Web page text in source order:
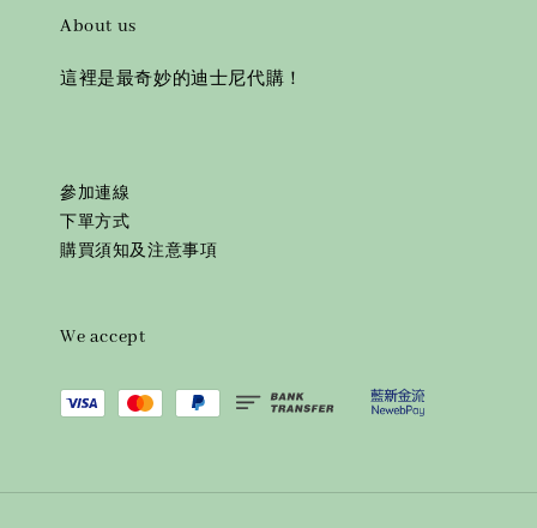
About us
這裡是最奇妙的迪士尼代購！
參加連線
下單方式
購買須知及注意事項
We accept